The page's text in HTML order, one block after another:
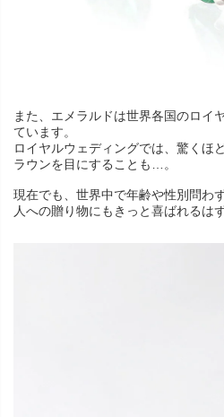
また、エメラルドは世界各国のロイ
ています。
ロイヤルウェディングでは、驚くほ
ラウンを目にすることも…。
現在でも、世界中で年齢や性別問わ
人への贈り物にもきっと喜ばれるは